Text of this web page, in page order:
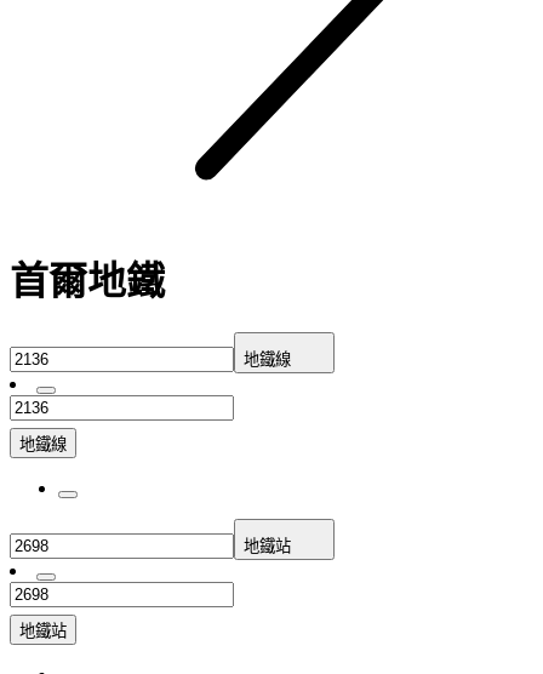
首爾地鐵
地鐵線
地鐵線
地鐵站
地鐵站